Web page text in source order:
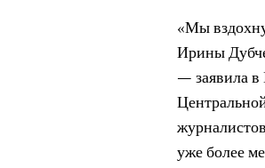
«Мы
Ирины
— заявила
уже более